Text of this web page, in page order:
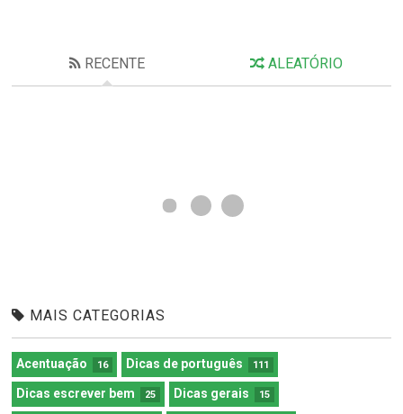
RECENTE ALEATÓRIO
MAIS CATEGORIAS
Acentuação 16 Dicas de português 111
Dicas escrever bem 25 Dicas gerais 15